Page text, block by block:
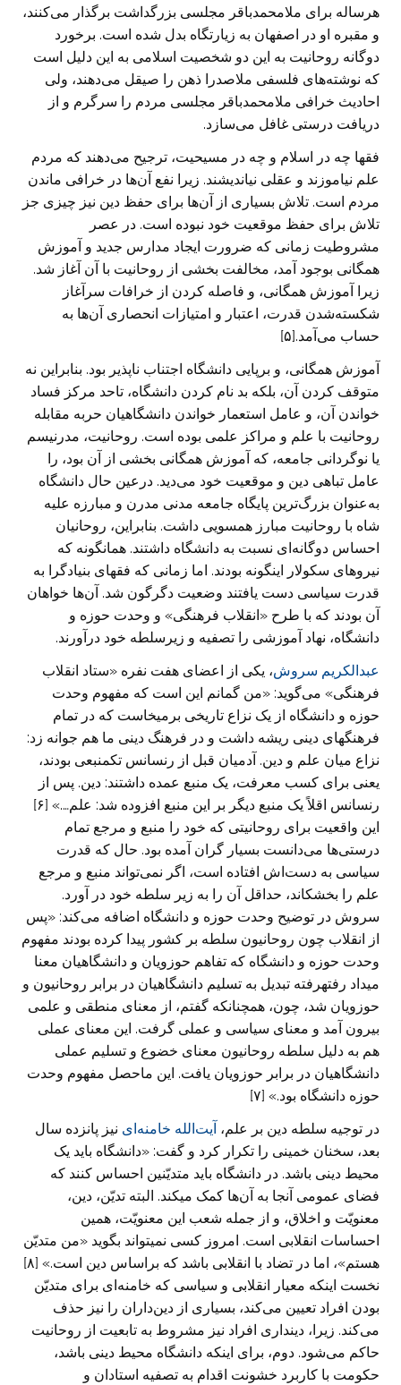
هرساله برای ملامحمدباقر مجلسی بزرگداشت برگذار می‌کنند،
و مقبره او در اصفهان به زیارتگاه بدل شده است. برخورد
دوگانه روحانیت به این دو شخصیت اسلامی به این دلیل است
که نوشته‌های فلسفی ملاصدرا ذهن را صیقل می‌دهند، ولی
احادیث خرافی ملامحمدباقر مجلسی مردم را سرگرم و از
دریافت درستی غافل می‌سازد.
فقها چه در اسلام و چه در مسیحیت، ترجیح می‌دهند که مردم
علم نیاموزند و عقلی نیاندیشند. زیرا نفع آن‌ها در خرافی ماندن
مردم است. تلاش بسیاری از آن‌ها برای حفظ دین نیز چیزی جز
تلاش برای حفظ موقعیت خود نبوده است. در عصر
مشروطیت زمانی که ضرورت ایجاد مدارس جدید و آموزش
همگانی بوجود آمد، مخالفت بخشی از روحانیت با آن آغاز شد.
زیرا آموزش همگانی، و فاصله کردن از خرافات سرآغاز
شکسته‌شدن قدرت، اعتبار و امتیازات انحصاری آن‌ها به
حساب می‌آمد.[۵]
آموزش همگانی، و برپایی دانشگاه اجتناب نا‌پذیر بود. بنابراین نه
متوقف کردن آن، بلکه بد نام کردن دانشگاه، تاحد مرکز فساد
خواندن آن، و عامل استعمار خواندن دانشگاهیان حربه مقابله
روحانیت با علم و مراکز علمی بوده است. روحانیت، مدرنیسم
یا نوگردانی جامعه، که آموزش همگانی بخشی از آن بود، را
عامل تباهی دین و موقعیت خود می‌دید. درعین حال دانشگاه
به‌عنوان بزرگ‌ترین پایگاه جامعه مدنی مدرن و مبارزه علیه
شاه با روحانیت مبارز همسویی داشت. بنابراین، روحانیان
احساس دوگانه‌ای نسبت به دانشگاه داشتند. همانگونه که
نیروهای سکولار اینگونه بودند. اما زمانی که فقهای بنیادگرا به
قدرت سیاسی دست یافتند وضعیت دگرگون شد. آن‌ها خواهان
آن بودند که با طرح «انقلاب فرهنگی» و وحدت حوزه و
دانشگاه، نهاد آموزشی را تصفیه و زیرسلطه خود درآورند.
عبدالکریم سروش، یکی از اعضای هفت نفره «ستاد انقلاب
فرهنگی» می‌گوید: «من گمانم این است که مفهوم وحدت
حوزه و دانشگاه از یک نزاع تاریخی برمی‏خاست که در تمام
فرهنگهای دینی ریشه داشت و در فرهنگ دینی ما هم جوانه زد:
نزاع میان علم و دین. آدمیان قبل از رنسانس تک‏منبعی بودند،
یعنی برای کسب معرفت، یک منبع عمده داشتند: دین. پس از
رنسانس اقلاً یک منبع دیگر بر این منبع افزوده شد: علم….» [۶]
این واقعیت برای روحانیتی که خود را منبع و مرجع تمام
درستی‌ها می‌دانست بسیار گران آمده بود. حال که قدرت
سیاسی به دست‌اش افتاده است، اگر نمی‌تواند منبع و مرجع
علم را بخشکاند، حداقل آن را به زیر سلطه خود در آورد.
سروش در توضیح وحدت حوزه و دانشگاه اضافه می‌کند: «پس
از انقلاب چون روحانیون سلطه بر کشور پیدا کرده بودند مفهوم
وحدت حوزه و دانشگاه که تفاهم حوزویان و دانشگاهیان معنا
می‏داد رفته‏رفته تبدیل به تسلیم دانشگاهیان در برابر روحانیون و
حوزویان شد، چون، همچنان‏که گفتم، از معنای منطقی و علمی
بیرون آمد و معنای سیاسی و عملی گرفت. این معنای عملی
هم به دلیل سلطه روحانیون معنای خضوع و تسلیم عملی
دانشگاهیان در برابر حوزویان یافت. این ماحصل مفهوم وحدت
حوزه دانشگاه بود.» [۷]
در توجیه سلطه دین بر علم، آیت‌الله خامنه‌ای نیز پانزده سال
بعد، سخنان خمینی را تکرار کرد و گفت: «دانشگاه باید یک
محیط دینی باشد. در دانشگاه باید متدیّنین احساس کنند که
فضای عمومی آن‏جا به آن‌ها کمک می‏کند. البته تدیّن، دین،
معنویّت و اخلاق، و از جمله شعب این معنویّت، همین
احساسات انقلابی است. امروز کسی نمی‏تواند بگوید «من متدیّن
هستم»، اما در تضاد با انقلابی باشد که براساس دین است.» [۸]
نخست اینکه معیار انقلابی و سیاسی که خامنه‌ای برای متدیّن
بودن افراد تعیین می‌کند، بسیاری از دین‌داران را نیز حذف
می‌کند. زیرا، دینداری افراد نیز مشروط به تابعیت از روحانیت
حاکم می‌شود. دوم، برای اینکه دانشگاه محیط دینی باشد،
حکومت با کاربرد خشونت اقدام به تصفیه استادان و